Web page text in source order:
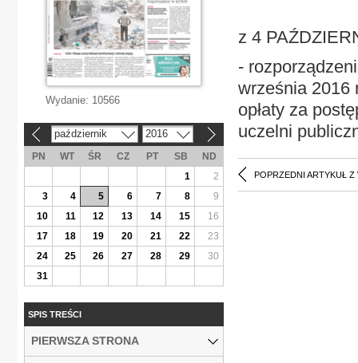
z 4
-
września 2016
opłaty za
uczelni
POPRZEDNI ARTYKUŁ Z
Wydanie: 10566
październik 2016
PN WT ŚR CZ PT SB
ND
1
2
3
4 5 6 7 8
9
10
11 12 13 14 15
16
17
18 19 20 21 22
23
24
25 26 27 28 29
30
31
SPIS TREŚCI
PIERWSZA STRONA